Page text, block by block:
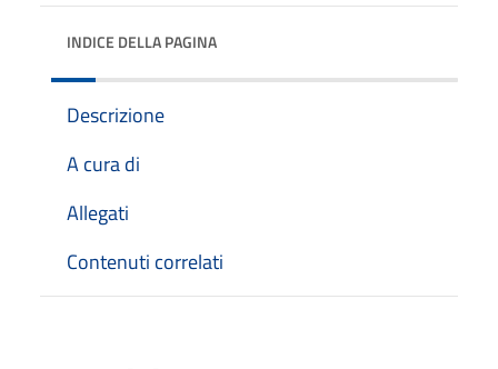
INDICE DELLA PAGINA
Descrizione
A cura di
Allegati
Contenuti correlati